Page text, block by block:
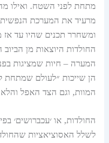
מתחת לפני השטח. ואילו
מרעיד את המערכת
ומשחרר תכנים שהיו עד
החולדות היוצאות מן
המערה – חיות שמציגות
המוות, וגם הצד האפל
החולדות, או ׳עכברושים׳
לשלל האסוציאציות